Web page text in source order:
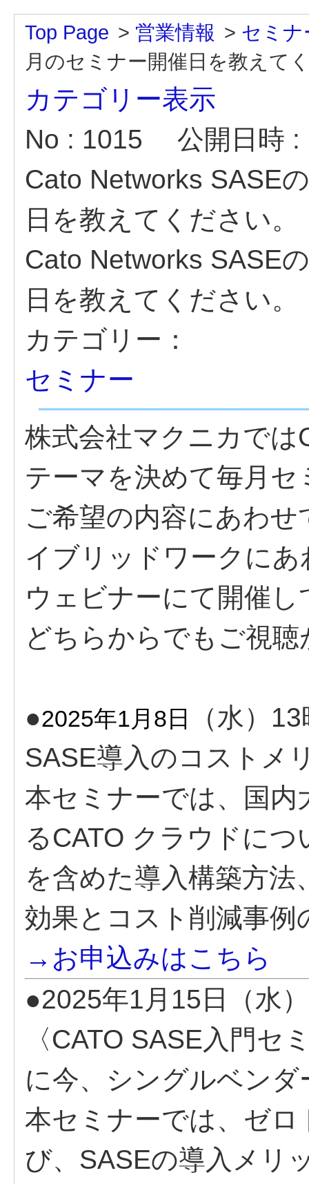
Top Page > 営業情報 > セミナ
月のセミナー開催日を教えて
カテゴリー表示
No : 1015
公開日時
Cato Networks SASE
日を教えてください。
Cato Networks SASE
日を教えてください。
カテゴリー：
セミナー
株式会社マクニカでは
テーマを決めて毎月
ご希望の内容にあわ
イブリッドワークに
ウェビナーにて開催
どちらからでもご視
●2025年1月8日
（水）
SASE導入のコストメ
本セミナーでは、国
るCATO クラウドに
を含めた導入構築方
効果とコスト削減事例
→お申込みはこちら
●2025年1月15日（水
〈CATO SASE入門セ
に今、シングルベン
本セミナーでは、ゼ
び、SASEの導入メリ